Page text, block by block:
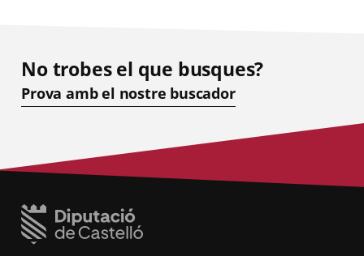
No trobes el que busques?
Prova amb el nostre buscador